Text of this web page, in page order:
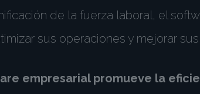
de la fuerza laboral, el
sus operaciones y mejorar
empresarial promueve la